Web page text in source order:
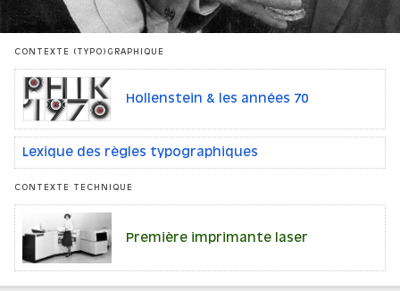
CONTEXTE (TYPO)GRAPHIQUE
Hollenstein & les années 70
Lexique des règles typographiques
CONTEXTE TECHNIQUE
Première imprimante laser